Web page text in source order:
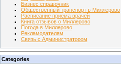
Бизнес справочник
Общественный транспорт в Миллерово
Расписание приема врачей
Книга отзывов о Миллерово
Погода в Миллерово
Рекламодателям
Связь с Администратором
Categories